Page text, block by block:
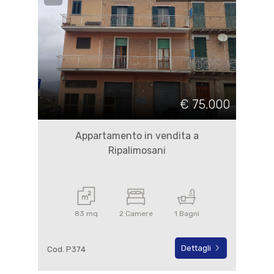
€ 75.000
Appartamento in vendita a
Ripalimosani
83 mq 2 Camere 1 Bagni
Cod. P374 Dettagli